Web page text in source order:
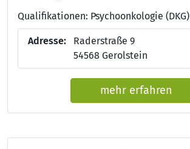
Qualifikationen: Psychoonkologie (DKG)
Adresse:
Raderstraße 9
54568 Gerolstein
mehr erfahren